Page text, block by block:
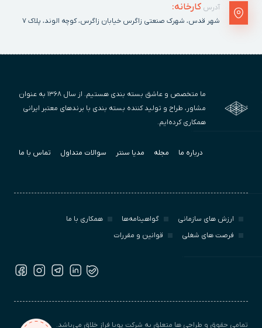
آدرس کارخانه:
شهر قدس، شهرک صنعتی زاگرس خیابان زاگرس، کوچه الوند، پلاک ٧
ما متخصص و عاشق بسته بندی هستیم. از سال ۱۳۶۸ به عنوان
مشاور، طراح و تولید کننده بسته بندی با برندهای معتبر ایرانی
همکاری کرده‌ایم.
درباره ما مجله مدیا سنتر سوالات متداول تماس با ما
ارزش‌ های سازمانی گواهینامه‌ها
همکاری با ما
فرصت های شغلی
قوانین و مقررات
تمامی حقوق و طراحی ها متعلق به شرکت پویا فراز خلاق می‌باشد.